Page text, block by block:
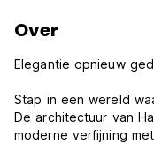
Over
Elegantie opnieuw
Stap in een wereld
De architectuur van
moderne verfijning